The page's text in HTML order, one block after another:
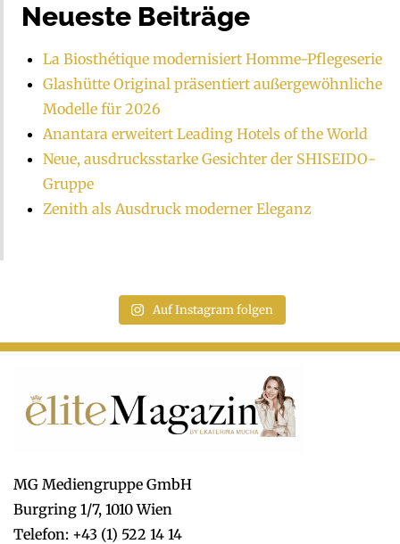
Neueste Beiträge
La Biosthétique modernisiert Homme-Pflegeserie
Glashütte Original präsentiert außergewöhnliche
Modelle für 2026
Anantara erweitert Leading Hotels of the World
Neue, ausdrucksstarke Gesichter der SHISEIDO-
Gruppe
Zenith als Ausdruck moderner Eleganz
Auf Instagram folgen
MG Mediengruppe GmbH
Burgring 1/7, 1010 Wien
Telefon: +43 (1) 522 14 14